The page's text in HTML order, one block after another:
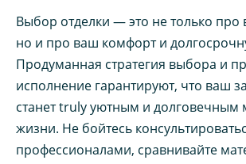
Выбор отделки — это не только
но и про ваш комфорт и
Продуманная стратегия выбора и
исполнение гарантируют, что ваш
станет truly уютным и долговечным
жизни. Не бойтесь
профессионалами, сравнивайте